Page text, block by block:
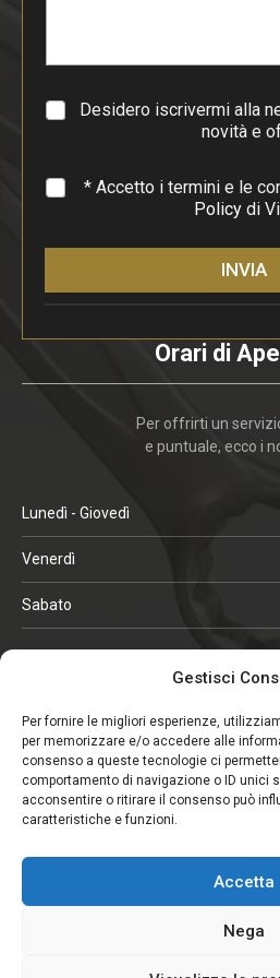
Gestisci
Per fornire le migliori esperienze,
per memorizzare e/o accedere alle
consenso a queste tecnologie ci
comportamento di navigazione o ID unici
acconsentire o ritirare il consenso può
caratteristiche e funzioni.
Accetta
Nega
g
a
f
Desidero iscrivermi alla
novità e
* * Accetto i termini e le
Policydi
INVIA
Orari di
Per offrirti un
e puntuale, ecco i
Lunedì - Giovedì
Venerdì
Sabato
ORARI IN ALTA STAGIONE
Lunedì - Venerdì
Sabato
CHIUSO IL SABATO
(gennaio, febbraio, agosto, settembre)